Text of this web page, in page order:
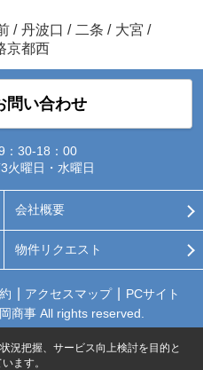
/ 丹波口 / 二条 / 大宮 /
京都西
問い合わせ
：30-18：00
火曜日・水曜日
会社概要
物件リクエスト
アクセスマップ
PCサイト
商事 All rights reserved.
況把握、サービス向上検討を目的と
ます。